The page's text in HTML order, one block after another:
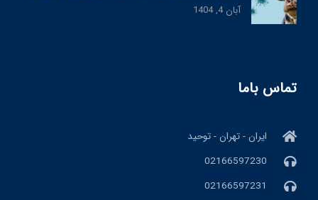
آبان 4, 1404
تماس باما
ایران - تهران - توحید
02166597230
02166597231